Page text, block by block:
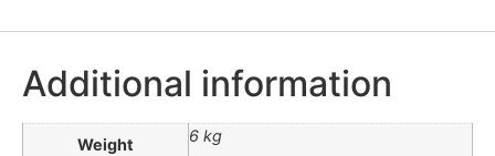
Additional information
Weight 6 kg